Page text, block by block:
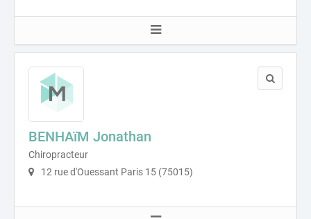
BENHAïM Jonathan
Chiropracteur
12 rue d'Ouessant Paris 15 (75015)